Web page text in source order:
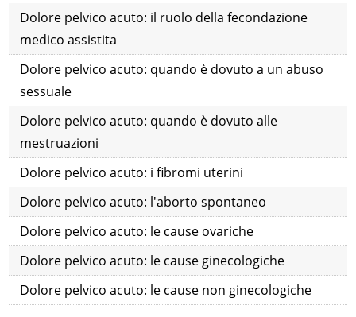
Dolore pelvico acuto: il ruolo della fecondazione
medico assistita
Dolore pelvico acuto: quando è dovuto a un abuso
sessuale
Dolore pelvico acuto: quando è dovuto alle
mestruazioni
Dolore pelvico acuto: i fibromi uterini
Dolore pelvico acuto: l'aborto spontaneo
Dolore pelvico acuto: le cause ovariche
Dolore pelvico acuto: le cause ginecologiche
Dolore pelvico acuto: le cause non ginecologiche